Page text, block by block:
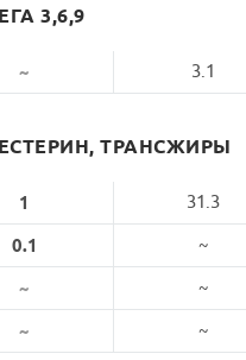
3,6,9
~ 3.1
ТРАНСЖИРЫ
1 31.3
0.1 ~
~ ~
~ ~